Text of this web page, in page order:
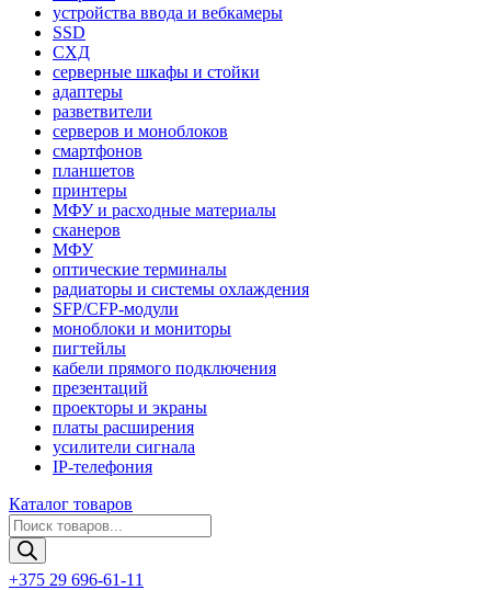
устройства ввода и вебкамеры
SSD
СХД
серверные шкафы и стойки
адаптеры
разветвители
серверов и моноблоков
смартфонов
планшетов
принтеры
МФУ и расходные материалы
сканеров
МФУ
оптические терминалы
радиаторы и системы охлаждения
SFP/CFP-модули
моноблоки и мониторы
пигтейлы
кабели прямого подключения
презентаций
проекторы и экраны
платы расширения
усилители сигнала
IP-телефония
Каталог товаров
Поиск
товаров
+375 29 696-61-11